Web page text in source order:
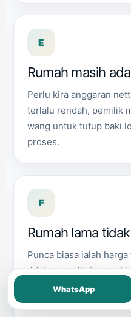
E
Rumah masih
Perlu kira anggaran
terlalu rendah, pemilik
wang untuk tutup baki
proses.
F
Rumah lama
Punca biasa ialah
tidak menarik, buyer
consent tidak
bantu buka semula
WhatsApp